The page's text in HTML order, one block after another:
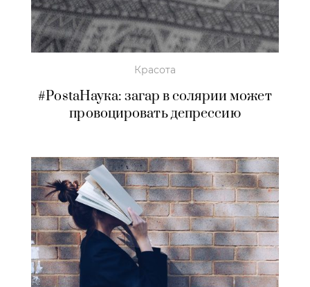
Красота
#PostaНаука: загар в солярии может
провоцировать депрессию